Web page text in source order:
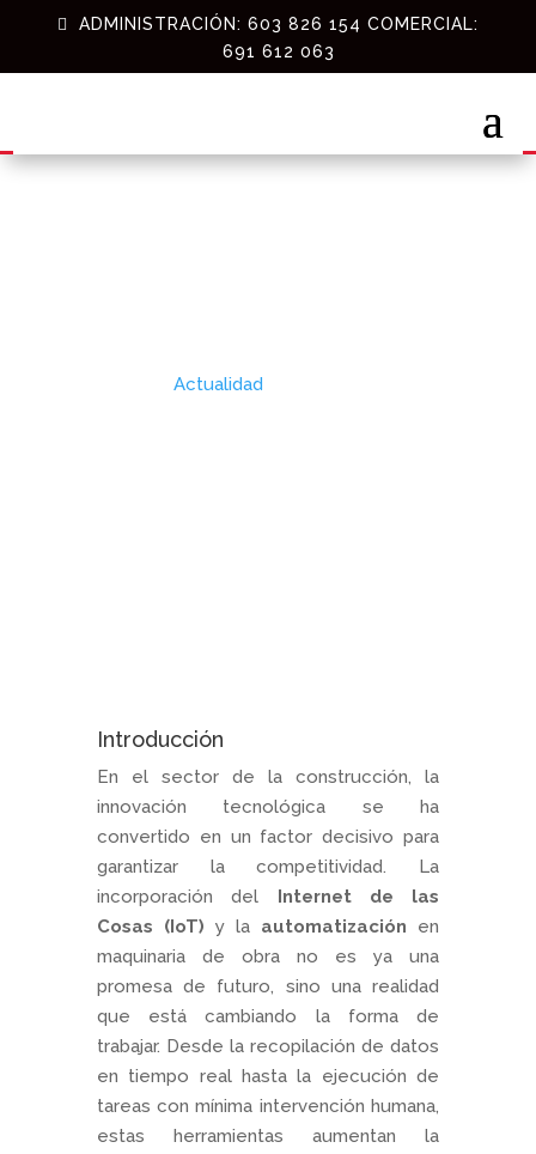
ADMINISTRACIÓN: 603 826 154 COMERCIAL:
691 612 063
Actualidad
Introducción
En el sector de la construcción, la
innovación tecnológica se ha
convertido en un factor decisivo para
garantizar la competitividad. La
incorporación del Internet de las
Cosas (IoT) y la automatización en
maquinaria de obra no es ya una
promesa de futuro, sino una realidad
que está cambiando la forma de
trabajar. Desde la recopilación de datos
en tiempo real hasta la ejecución de
tareas con mínima intervención humana,
estas herramientas aumentan la